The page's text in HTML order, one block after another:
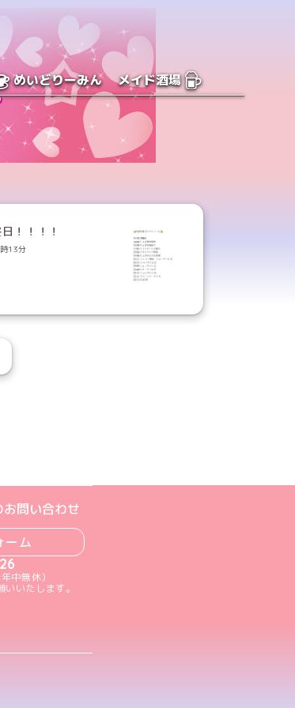
めいどりーみん メイド酒場
！！！！
13分
ント
ウント
問い合わせ
ーム
中無休）
いいたします。